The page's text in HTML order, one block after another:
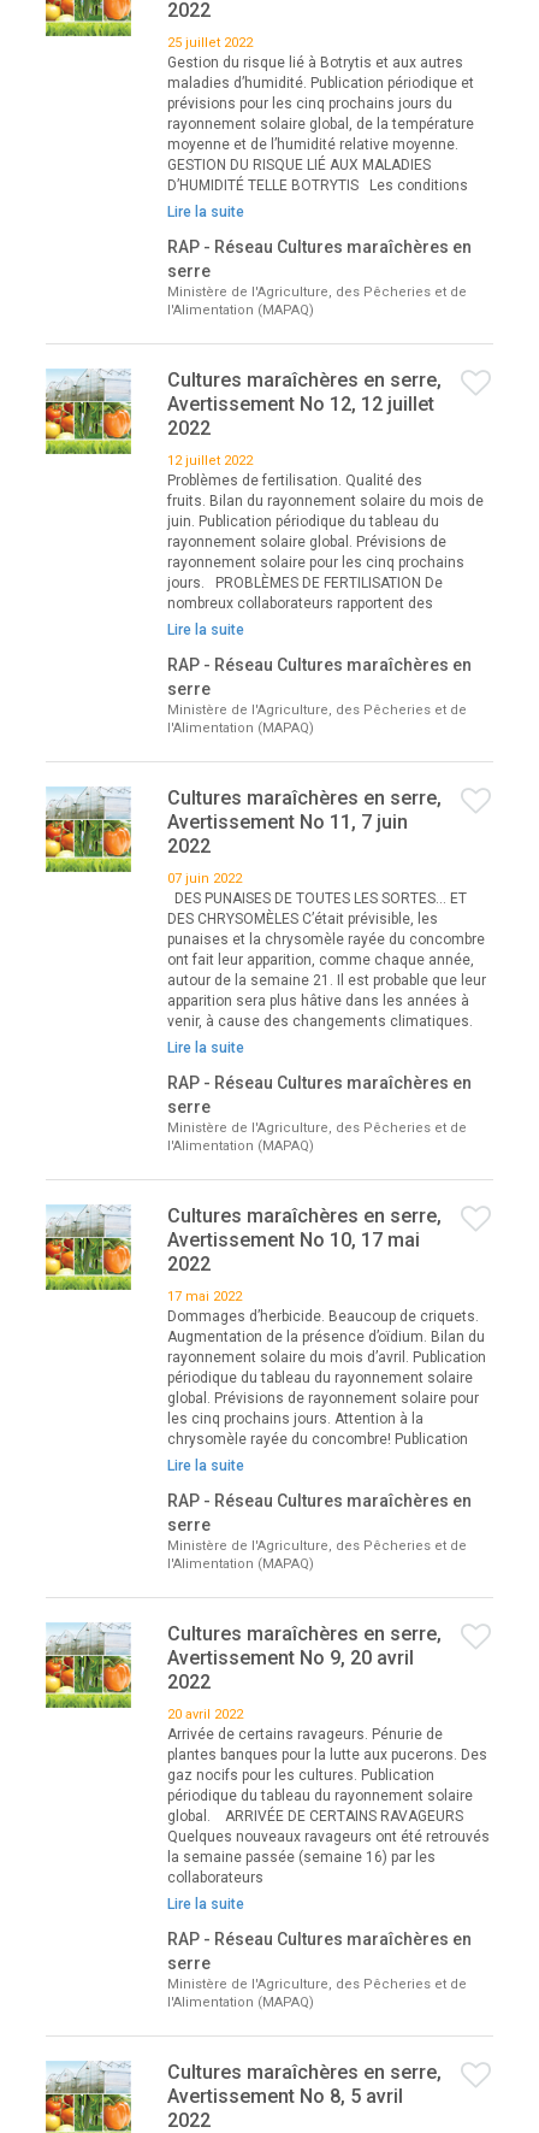
2022
25 juillet 2022
Gestion du risque lié à Botrytis et aux autres
maladies d’humidité. Publication périodique et
prévisions pour les cinq prochains jours du
rayonnement solaire global, de la température
moyenne et de l’humidité relative moyenne.
GESTION DU RISQUE LIÉ AUX MALADIES
D’HUMIDITÉ TELLE BOTRYTIS Les conditions
Lire la suite
RAP - Réseau Cultures maraîchères en
serre
Ministère de l'Agriculture, des Pêcheries et de
l'Alimentation (MAPAQ)
Cultures maraîchères en serre,
Avertissement No 12, 12 juillet
2022
12 juillet 2022
Problèmes de fertilisation. Qualité des
fruits. Bilan du rayonnement solaire du mois de
juin. Publication périodique du tableau du
rayonnement solaire global. Prévisions de
rayonnement solaire pour les cinq prochains
jours. PROBLÈMES DE FERTILISATION De
nombreux collaborateurs rapportent des
Lire la suite
RAP - Réseau Cultures maraîchères en
serre
Ministère de l'Agriculture, des Pêcheries et de
l'Alimentation (MAPAQ)
Cultures maraîchères en serre,
Avertissement No 11, 7 juin
2022
07 juin 2022
DES PUNAISES DE TOUTES LES SORTES… ET
DES CHRYSOMÈLES C’était prévisible, les
punaises et la chrysomèle rayée du concombre
ont fait leur apparition, comme chaque année,
autour de la semaine 21. Il est probable que leur
apparition sera plus hâtive dans les années à
venir, à cause des changements climatiques.
Lire la suite
RAP - Réseau Cultures maraîchères en
serre
Ministère de l'Agriculture, des Pêcheries et de
l'Alimentation (MAPAQ)
Cultures maraîchères en serre,
Avertissement No 10, 17 mai
2022
17 mai 2022
Dommages d’herbicide. Beaucoup de criquets.
Augmentation de la présence d’oïdium. Bilan du
rayonnement solaire du mois d’avril. Publication
périodique du tableau du rayonnement solaire
global. Prévisions de rayonnement solaire pour
les cinq prochains jours. Attention à la
chrysomèle rayée du concombre! Publication
Lire la suite
RAP - Réseau Cultures maraîchères en
serre
Ministère de l'Agriculture, des Pêcheries et de
l'Alimentation (MAPAQ)
Cultures maraîchères en serre,
Avertissement No 9, 20 avril
2022
20 avril 2022
Arrivée de certains ravageurs. Pénurie de
plantes banques pour la lutte aux pucerons. Des
gaz nocifs pour les cultures. Publication
périodique du tableau du rayonnement solaire
global. ARRIVÉE DE CERTAINS RAVAGEURS
Quelques nouveaux ravageurs ont été retrouvés
la semaine passée (semaine 16) par les
collaborateurs
Lire la suite
RAP - Réseau Cultures maraîchères en
serre
Ministère de l'Agriculture, des Pêcheries et de
l'Alimentation (MAPAQ)
Cultures maraîchères en serre,
Avertissement No 8, 5 avril
2022